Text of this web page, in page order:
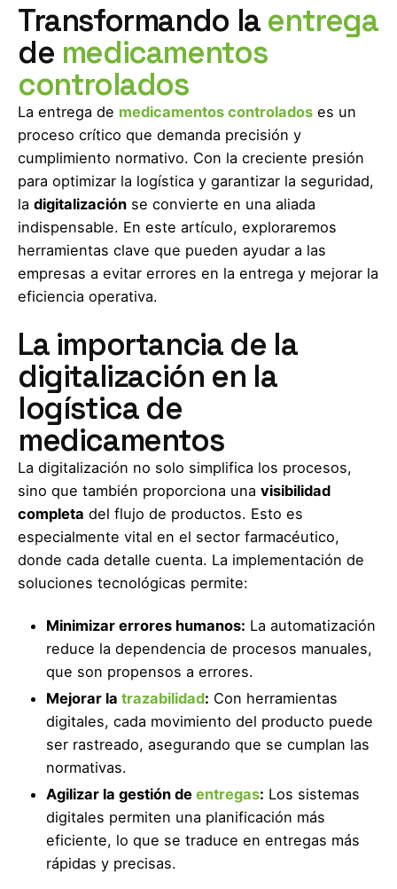
Transformando la entrega
de medicamentos
controlados
La entrega de medicamentos controlados es un
proceso crítico que demanda precisión y
cumplimiento normativo. Con la creciente presión
para optimizar la logística y garantizar la seguridad,
la digitalización se convierte en una aliada
indispensable. En este artículo, exploraremos
herramientas clave que pueden ayudar a las
empresas a evitar errores en la entrega y mejorar la
eficiencia operativa.
La importancia de la
digitalización en la
logística de
medicamentos
La digitalización no solo simplifica los procesos,
sino que también proporciona una visibilidad
completa del flujo de productos. Esto es
especialmente vital en el sector farmacéutico,
donde cada detalle cuenta. La implementación de
soluciones tecnológicas permite:
Minimizar errores humanos: La automatización
reduce la dependencia de procesos manuales,
que son propensos a errores.
Mejorar la trazabilidad: Con herramientas
digitales, cada movimiento del producto puede
ser rastreado, asegurando que se cumplan las
normativas.
Agilizar la gestión de entregas: Los sistemas
digitales permiten una planificación más
eficiente, lo que se traduce en entregas más
rápidas y precisas.